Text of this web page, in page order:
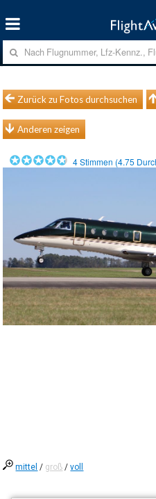
Zurück zu Fotos durchsuchen
Anderen zeigen
4Stimmen (4.75
mittel / groß /voll